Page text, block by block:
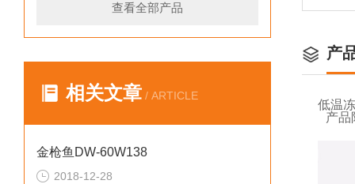
查看全部产品
相关文章 / ARTICLE
金枪鱼DW-60W138
2018-12-28
产
低温
产品